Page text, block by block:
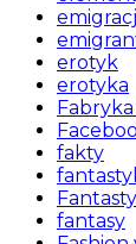
erotyk
erotyka
Fabryka
fakty
fantasy